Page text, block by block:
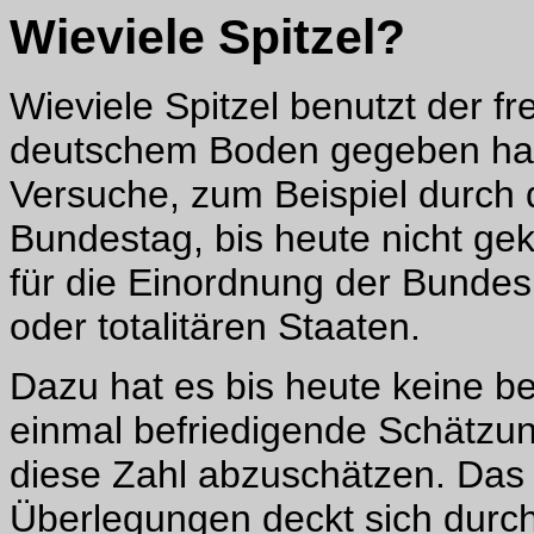
Wieviele Spitzel?
Wieviele Spitzel benutzt der
deutschem Boden gegeben
Versuche, zum Beispiel
Bundestag, bis heute nicht
für die Einordnung der
oder totalitären Staaten.
Dazu hat es bis heute keine
einmal befriedigende
diese Zahl abzuschätzen.
Überlegungen deckt sich